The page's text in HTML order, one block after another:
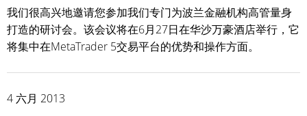
我们很高兴地邀请您参加我们专门为波兰金融机构高管量身
打造的研讨会。该会议将在6月27日在华沙万豪酒店举行，它
将集中在MetaTrader 5交易平台的优势和操作方面。
4 六月 2013